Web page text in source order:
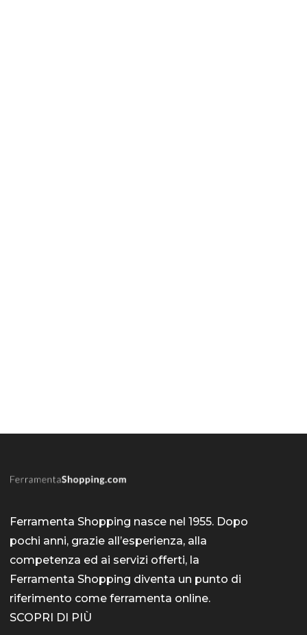
Ferramenta Shopping nasce nel 1955. Dopo
pochi anni, grazie all’esperienza, alla
competenza ed ai servizi offerti, la
Ferramenta Shopping diventa un punto di
riferimento come ferramenta online.
SCOPRI DI PIÙ